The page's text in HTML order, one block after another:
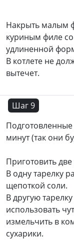
Накрыть малым
куриным филе
удлиненной
В котлете не
вытечет.
Шаг 9
Подготовленные
минут (так они
Приготовить
В одну тарелку
щепоткой соли.
В другую
использовать
измельчить в
сухарики.